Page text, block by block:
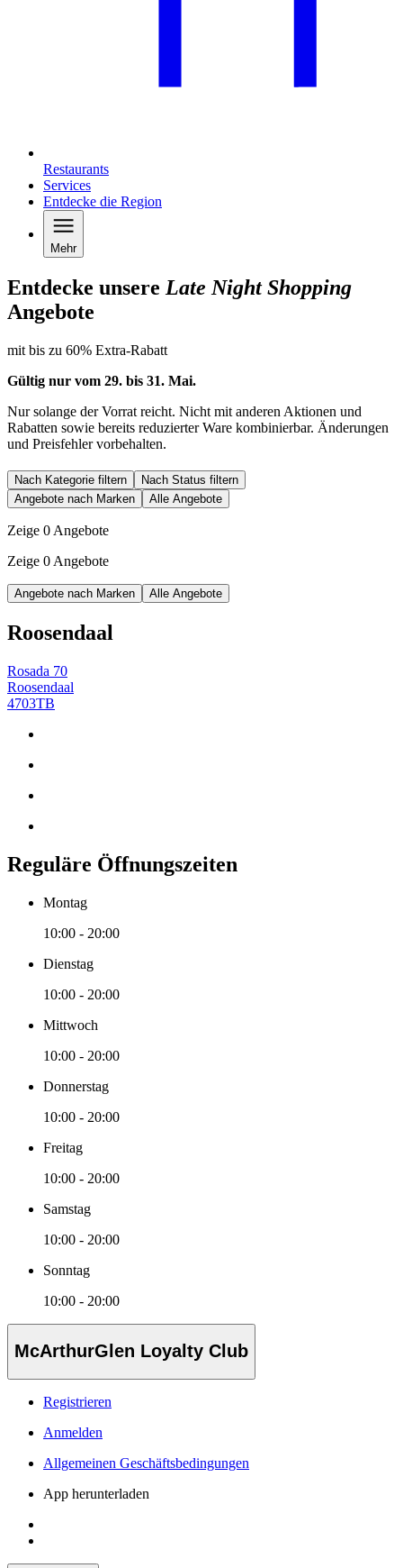
Restaurants
Services
Entdecke die Region
Mehr
Entdecke unsere Late Night Shopping
Angebote
mit bis zu 60% Extra-Rabatt
Gültig nur vom 29. bis 31. Mai.
Nur solange der Vorrat reicht. Nicht mit anderen Aktionen und
Rabatten sowie bereits reduzierter Ware kombinierbar. Änderungen
und Preisfehler vorbehalten.
Nach Kategorie filtern
Nach Status filtern
Angebote nach Marken
Alle Angebote
Zeige 0 Angebote
Zeige 0 Angebote
Angebote nach Marken Alle Angebote
Roosendaal
Rosada 70
Roosendaal
4703TB
Reguläre Öffnungszeiten
Montag
10:00 - 20:00
Dienstag
10:00 - 20:00
Mittwoch
10:00 - 20:00
Donnerstag
10:00 - 20:00
Freitag
10:00 - 20:00
Samstag
10:00 - 20:00
Sonntag
10:00 - 20:00
McArthurGlen Loyalty Club
Registrieren
Anmelden
Allgemeinen Geschäftsbedingungen
App herunterladen